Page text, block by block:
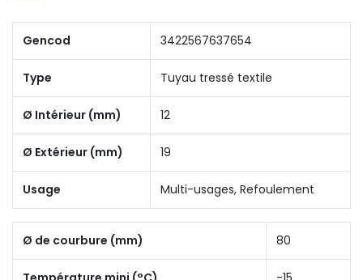
Gencod 3422567637654
Type Tuyau tressé textile
Ø Intérieur (mm) 12
Ø Extérieur (mm) 19
Usage Multi-usages, Refoulement
Ø de courbure (mm) 80